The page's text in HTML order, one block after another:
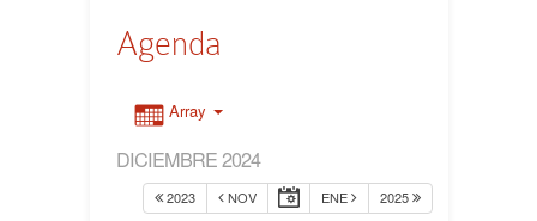
Agenda
Array
DICIEMBRE 2024
2023 NOV ENE 2025